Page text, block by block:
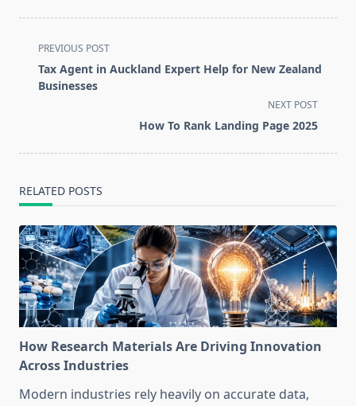
<span
class="nav-
subtitle
PREVIOUS POST
Tax Agent in Auckland Expert Help for New Zealand
Businesses
NEXT POST
How To Rank Landing Page 2025
RELATED POSTS
How Research Materials Are Driving Innovation
Across Industries
Modern industries rely heavily on accurate data,